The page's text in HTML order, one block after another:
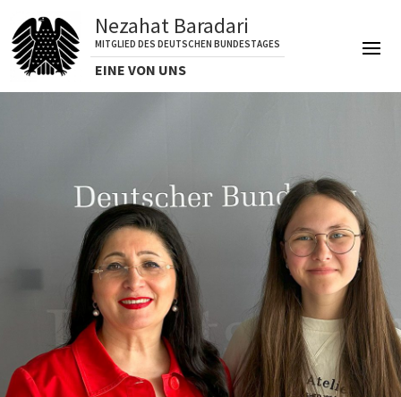
Nezahat Baradari
MITGLIED DES DEUTSCHEN BUNDESTAGES
EINE VON UNS